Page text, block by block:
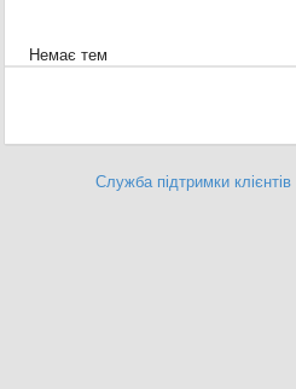
Немає тем
Служба підтримки клієнтів